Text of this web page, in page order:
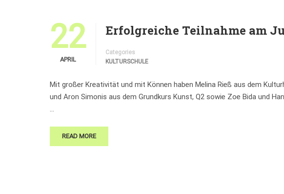
22
APRIL
Erfolgreiche Teilnahme am
Categories
KULTURSCHULE
Mit großer Kreativität und mit Können haben Melina Rieß aus dem
und Aron Simonis aus dem Grundkurs Kunst, Q2 sowie Zoe Bida und
READ MORE